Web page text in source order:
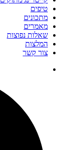
טיפים
מתכונים
מאמרים
שאלות נפוצות
המלצות
צור קשר